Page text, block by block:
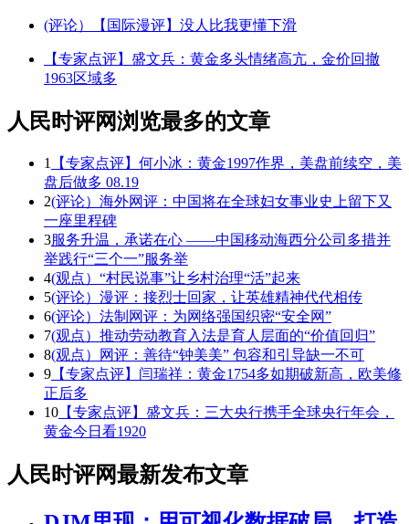
(评论）【国际漫评】没人比我更懂下滑
【专家点评】盛文兵：黄金多头情绪高亢，金价回撤
1963区域多
人民时评网浏览最多的文章
1
【专家点评】何小冰：黄金1997作界，美盘前续空，美
盘后做多 08.19
2(评论）海外网评：中国将在全球妇女事业史上留下又
一座里程碑
3服务升温，承诺在心 ——中国移动海西分公司多措并
举践行“三个一”服务举
4(观点）“村民说事”让乡村治理“活”起来
5(评论）漫评：接烈士回家，让英雄精神代代相传
6(评论）法制网评：为网络强国织密“安全网”
7(观点）推动劳动教育入法是育人层面的“价值回归”
8(观点）网评：善待“钟美美” 包容和引导缺一不可
9 【专家点评】闫瑞祥：黄金1754多如期破新高，欧美修
正后多
10 【专家点评】盛文兵：三大央行携手全球央行年会，
黄金今日看1920
人民时评网最新发布文章